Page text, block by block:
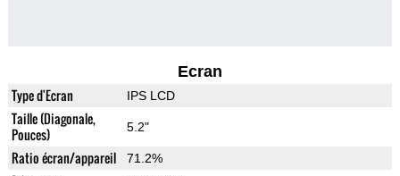
Ecran
Type d'Ecran IPS LCD
Taille (Diagonale,
Pouces)
5.2"
Ratio écran/appareil 71.2%